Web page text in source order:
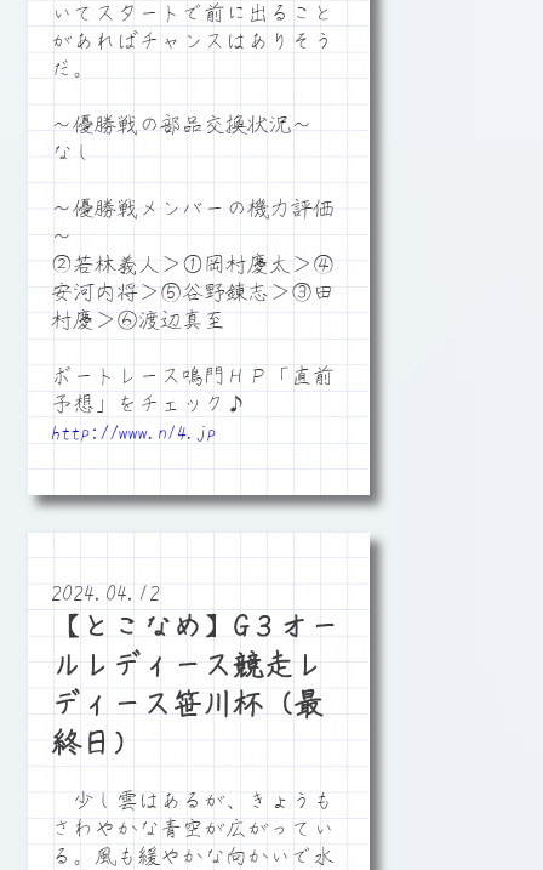
いてスタートで前に出ること
があればチャンスはありそう
だ。
～優勝戦の部品交換状況～
なし
～優勝戦メンバーの機力評価
～
②若林義人＞①岡村慶太＞④
安河内将＞⑤谷野錬志＞③田
村慶＞⑥渡辺真至
ボートレース鳴門ＨＰ「直前
予想」をチェック♪
http://www.n14.jp
2024.04.12
【とこなめ】G３オー
ルレディース競走レ
ディース笹川杯（最
終日）
少し雲はあるが、きょうも
さわやかな青空が広がってい
る。風も緩やかな向かいで水